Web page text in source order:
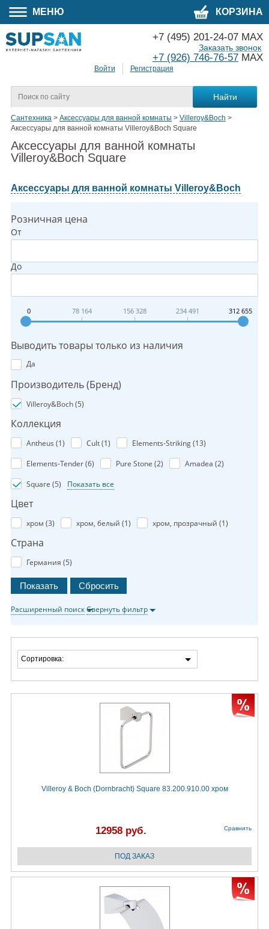
МЕНЮ КОРЗИНА
Войти Регистрация
+7 (495) 201-24-07 MAX
+7 (926) 746-76-57 MAX
Заказать звонок
Сантехника > Аксессуары для ванной комнаты > Villeroy&Boch >
Аксессуары для ванной комнаты Villeroy&Boch Square
Аксессуары для ванной комнаты
Villeroy&Boch Square
Аксессуары для ванной комнаты Villeroy&Boch
Розничная цена
От
До
0 78 164 156 328 234 491 312 655
Выводить товары только из наличия
Да
Производитель (Бренд)
Villeroy&Boch (5)
Коллекция
Antheus (1) Cult (1) Elements-Striking (13)
Elements-Tender (6) Pure Stone (2) Amadea (2)
Square (5) Показать все
Цвет
хром (3) хром, белый (1) хром, прозрачный (1)
Страна
Германия (5)
Расширенный поискСвернуть фильтр
Сортировка:
Villeroy & Boch (Dornbracht) Square 83.200.910.00 хром
12958 руб. Сравнить